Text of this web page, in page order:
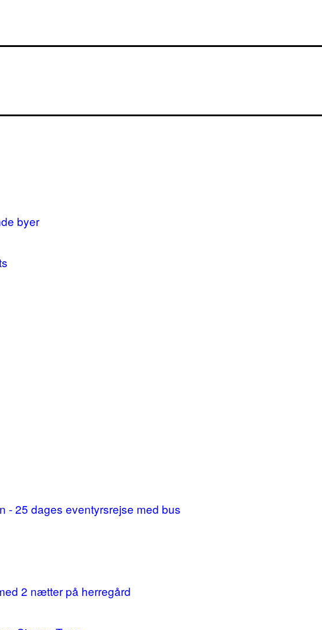
byer
- 25 dages eventyrsrejse med bus
2 nætter på herregård